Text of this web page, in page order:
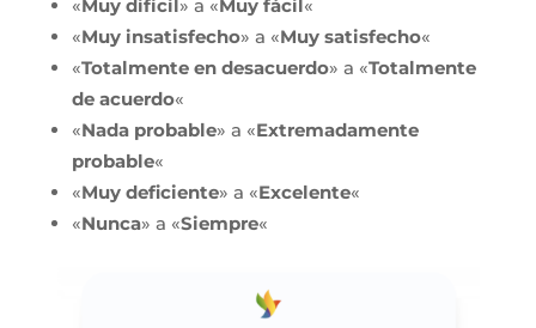
«Muy difícil» a «Muy fácil«
«Muy insatisfecho» a «Muy satisfecho«
«Totalmente en desacuerdo» a «Totalmente
de acuerdo«
«Nada probable» a «Extremadamente
probable«
«Muy deficiente» a «Excelente«
«Nunca» a «Siempre«